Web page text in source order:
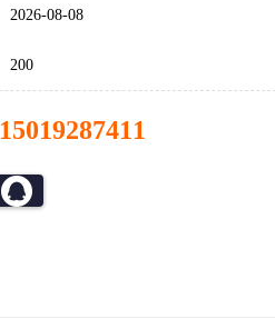
2026-08-08
200
15019287411